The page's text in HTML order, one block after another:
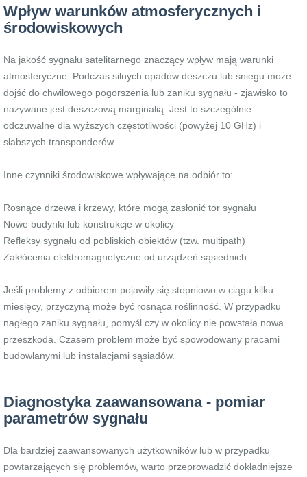
Wpływ warunków atmosferycznych i
środowiskowych
Na jakość sygnału satelitarnego znaczący wpływ mają warunki
atmosferyczne. Podczas silnych opadów deszczu lub śniegu może
dojść do chwilowego pogorszenia lub zaniku sygnału - zjawisko to
nazywane jest deszczową marginalią. Jest to szczególnie
odczuwalne dla wyższych częstotliwości (powyżej 10 GHz) i
słabszych transponderów.
Inne czynniki środowiskowe wpływające na odbiór to:
Rosnące drzewa i krzewy, które mogą zasłonić tor sygnału
Nowe budynki lub konstrukcje w okolicy
Refleksy sygnału od pobliskich obiektów (tzw. multipath)
Zakłócenia elektromagnetyczne od urządzeń sąsiednich
Jeśli problemy z odbiorem pojawiły się stopniowo w ciągu kilku
miesięcy, przyczyną może być rosnąca roślinność. W przypadku
nagłego zaniku sygnału, pomyśl czy w okolicy nie powstała nowa
przeszkoda. Czasem problem może być spowodowany pracami
budowlanymi lub instalacjami sąsiadów.
Diagnostyka zaawansowana - pomiar
parametrów sygnału
Dla bardziej zaawansowanych użytkowników lub w przypadku
powtarzających się problemów, warto przeprowadzić dokładniejsze